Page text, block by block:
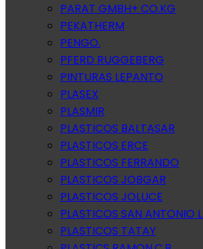
PARAT GMBH+ CO.KG
PEKATHERM
PENGO.
PFERD RUGGEBERG
PINTURAS LEPANTO
PLASEX
PLASMIR
PLASTICOS BALTASAR
PLASTICOS ERCE
PLASTICOS FERRANDO
PLASTICOS JOBGAR
PLASTICOS JOLUCE
PLASTICOS SAN ANTONIO
PLASTICOS TATAY